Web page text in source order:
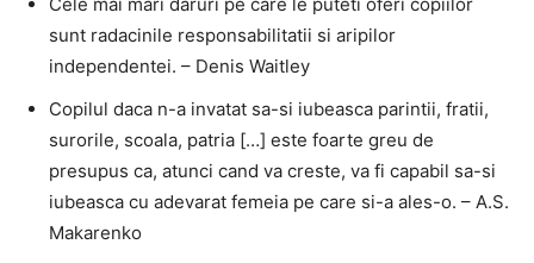
sunt radacinile responsabilitatii si aripilor
independentei. – Denis Waitley
Copilul daca n-a invatat sa-si iubeasca parintii, fratii,
surorile, scoala, patria […] este foarte greu de
presupus ca, atunci cand va creste, va fi capabil sa-si
iubeasca cu adevarat femeia pe care si-a ales-o. – A.S.
Makarenko